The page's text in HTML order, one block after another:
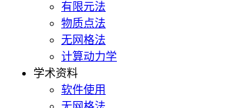
有限元法
物质点法
无网格法
计算动力学
学术资料
软件使用